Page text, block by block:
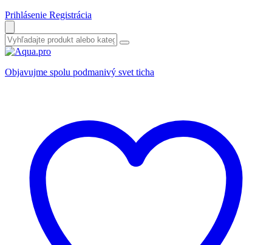
Prihlásenie Registrácia
Objavujme spolu podmanivý svet ticha